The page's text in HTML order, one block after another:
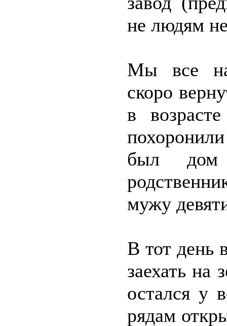
не людям
Мы все
скоро
в
был дом
мужу
В тот день
заехать на
остался у
рядам